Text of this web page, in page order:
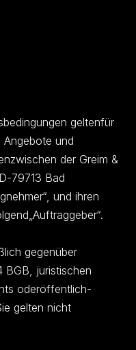
geltenfür
Angebote und
der Greim &
79713 Bad
und ihren
gegenüber
BGB, juristischen
oderöffentlich-
gelten nicht